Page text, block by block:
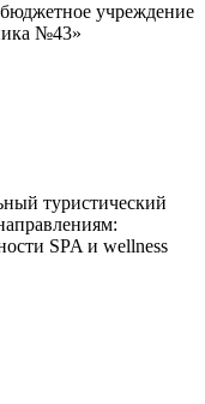
бюджетное учреждение
№43»
туристический
SPA и wellness